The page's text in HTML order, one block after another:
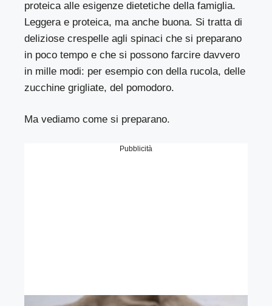
proteica alle esigenze dietetiche della famiglia.
Leggera e proteica, ma anche buona. Si tratta di
deliziose crespelle agli spinaci che si preparano
in poco tempo e che si possono farcire davvero
in mille modi: per esempio con della rucola, delle
zucchine grigliate, del pomodoro.
Ma vediamo come si preparano.
Pubblicità